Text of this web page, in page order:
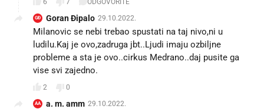
6 7 ODGOVORITE
GĐ Goran Đipalo 29.10.2022.
Milanovic se nebi trebao spustati na taj nivo,ni u
ludilu.Kaj je ovo,zadruga jbt..Ljudi imaju ozbiljne
probleme a sta je ovo..cirkus Medrano..daj pusite ga
vise svi zajedno.
2 0
AA a. m. amm 29.10.2022.